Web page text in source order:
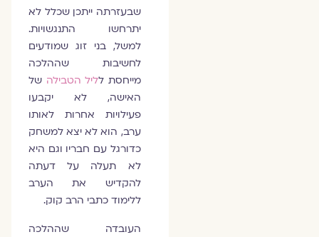
שבעזרתה ייתכן שכלל לא
יתרחשו התנגשויות.
למשל, בני זוג שמודעים
לחשיבות שההלכה
מייחסת ל ליל הטבילהשל
האישה, לא יקבעו
פעילויות אחרות לאותו
ערב, הוא לא יצא למשחק
כדורגל עם חבריו וגם היא
לא תעלה על דעתה
להקדיש את הערב
ללימוד כתבי הרב קוק.
העובדה שההלכה